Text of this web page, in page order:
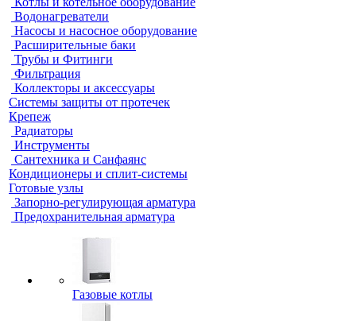
Водонагреватели
Насосы и насосное оборудование
Расширительные баки
Трубы и Фитинги
Фильтрация
Коллекторы и аксессуары
Системы защиты от протечек
Крепеж
Радиаторы
Инструменты
Сантехника и Санфаянс
Кондиционеры и сплит-системы
Готовые узлы
Запорно-регулирующая арматура
Предохранительная арматура
Газовые котлы